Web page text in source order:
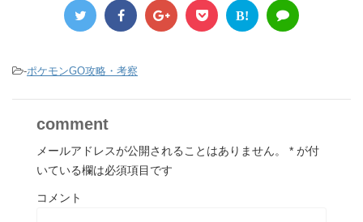
B!
-ポケモンGO攻略・考察
comment
メールアドレスが公開されることはありません。 * が付
いている欄は必須項目です
コメント